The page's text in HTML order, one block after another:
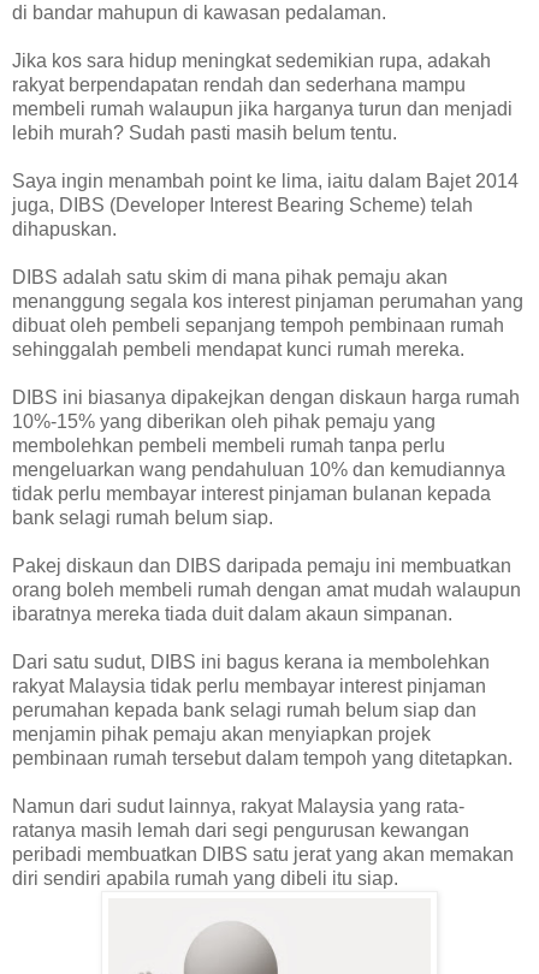
di bandar mahupun di kawasan pedalaman.
Jika kos sara hidup meningkat sedemikian rupa, adakah
rakyat berpendapatan rendah dan sederhana mampu
membeli rumah walaupun jika harganya turun dan menjadi
lebih murah? Sudah pasti masih belum tentu.
Saya ingin menambah point ke lima, iaitu dalam Bajet 2014
juga, DIBS (Developer Interest Bearing Scheme) telah
dihapuskan.
DIBS adalah satu skim di mana pihak pemaju akan
menanggung segala kos interest pinjaman perumahan yang
dibuat oleh pembeli sepanjang tempoh pembinaan rumah
sehinggalah pembeli mendapat kunci rumah mereka.
DIBS ini biasanya dipakejkan dengan diskaun harga rumah
10%-15% yang diberikan oleh pihak pemaju yang
membolehkan pembeli membeli rumah tanpa perlu
mengeluarkan wang pendahuluan 10% dan kemudiannya
tidak perlu membayar interest pinjaman bulanan kepada
bank selagi rumah belum siap.
Pakej diskaun dan DIBS daripada pemaju ini membuatkan
orang boleh membeli rumah dengan amat mudah walaupun
ibaratnya mereka tiada duit dalam akaun simpanan.
Dari satu sudut, DIBS ini bagus kerana ia membolehkan
rakyat Malaysia tidak perlu membayar interest pinjaman
perumahan kepada bank selagi rumah belum siap dan
menjamin pihak pemaju akan menyiapkan projek
pembinaan rumah tersebut dalam tempoh yang ditetapkan.
Namun dari sudut lainnya, rakyat Malaysia yang rata-
ratanya masih lemah dari segi pengurusan kewangan
peribadi membuatkan DIBS satu jerat yang akan memakan
diri sendiri apabila rumah yang dibeli itu siap.